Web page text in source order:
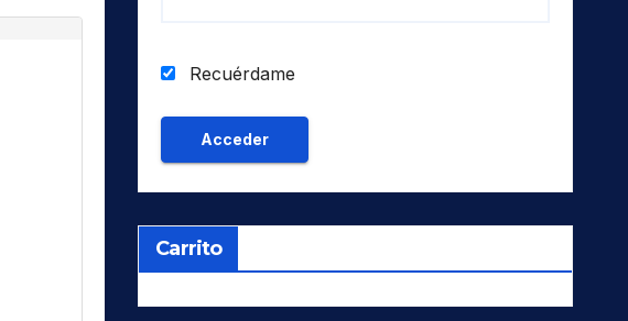
Recuérdame
Carrito